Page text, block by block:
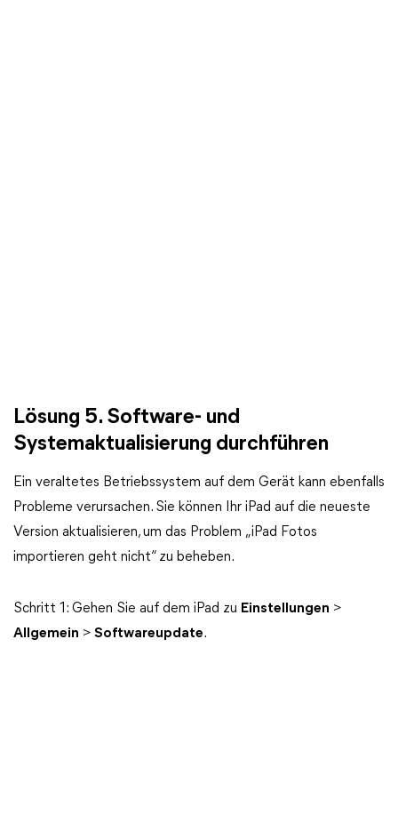
Lösung 5. Software- und
Systemaktualisierung durchführen
Ein veraltetes Betriebssystem auf dem Gerät kann ebenfalls
Probleme verursachen. Sie können Ihr iPad auf die neueste
Version aktualisieren, um das Problem „iPad Fotos
importieren geht nicht“ zu beheben.
Schritt 1: Gehen Sie auf dem iPad zu Einstellungen >
Allgemein > Softwareupdate.